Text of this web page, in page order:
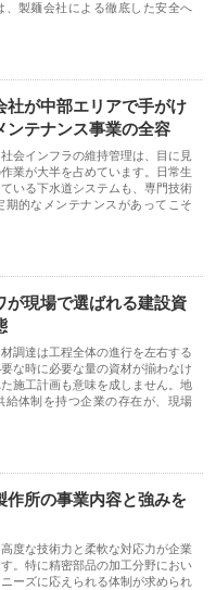
、製麺会社による徹底した安全へ
社が中部エリアで手がけ
ンテナンス事業の全容
会インフラの維持管理は、目に見
業が大半を占めています。日常生
いる下水道システムも、専門技術
期的なメンテナンスがあってこそ
が現場で選ばれる建設資
調達は工程全体の進行を左右する
な時に必要な量の資材が揃わなけ
施工計画も意味を成しません。地
給体制を持つ企業の存在が、現場
作所の事業内容と強みを
度な技術力と柔軟な対応力が企業
。特に精密部品の加工分野におい
ーズに応えられる体制が求められ